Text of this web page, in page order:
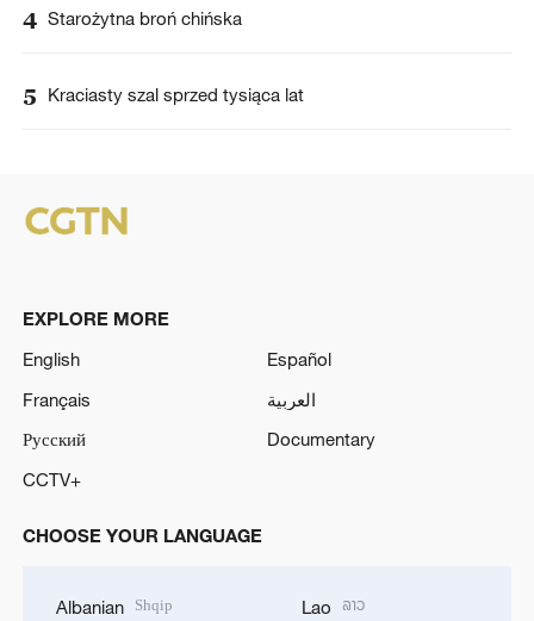
4 Starożytna broń chińska
5 Kraciasty szal sprzed tysiąca lat
EXPLORE MORE
English
Español
Français
العربية
Русский
Documentary
CCTV+
CHOOSE YOUR LANGUAGE
Albanian Shqip Lao ລາວ